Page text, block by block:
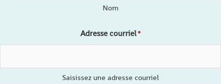
Nom
Adresse courriel*
Saisissez une adresse courriel